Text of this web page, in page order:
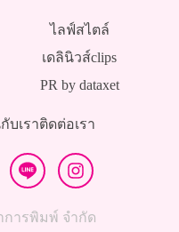
ไลฟ์สไตล์
เดลินิวส์clips
PR by dataxet
บเราติดต่อเรา
การพิมพ์ จำกัด